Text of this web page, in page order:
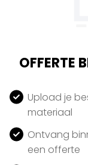
OFFERTE
Upload je
materiaal
Ontvang
een offerte